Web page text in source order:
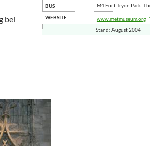
BUS
M4 Fort Tryon
WEBSITE
www.metmuseum.org
Stand: August 2004
bei